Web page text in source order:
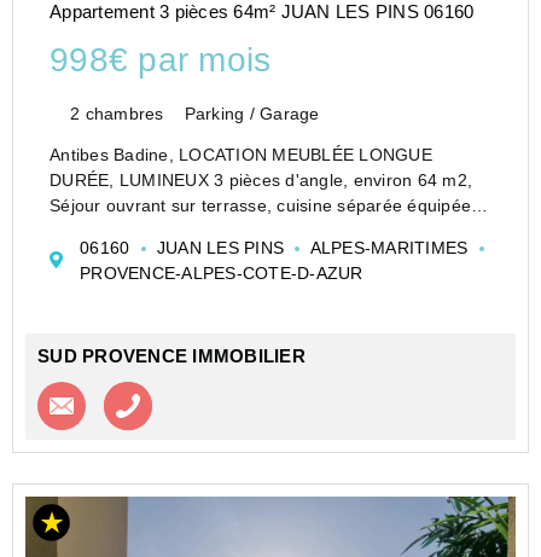
Appartement 3 pièces 64m² JUAN LES PINS 06160
998€ par mois
2 chambres Parking / Garage
Antibes Badine, LOCATION MEUBLÉE LONGUE
DURÉE, LUMINEUX 3 pièces d'angle, environ 64 m2,
Séjour ouvrant sur terrasse, cuisine séparée équipée
d'eau à l'Italienne, 1 wc indépendant. 1 Parking ex...
06160 JUAN LES PINS
ALPES-MARITIMES
PROVENCE-ALPES-COTE-D-AZUR
SUD PROVENCE IMMOBILIER
Contacter l'agence